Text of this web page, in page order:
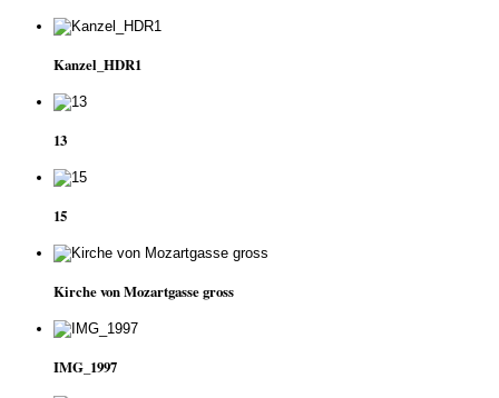
Kanzel_HDR1
13
15
Kirche von Mozartgasse gross
IMG_1997